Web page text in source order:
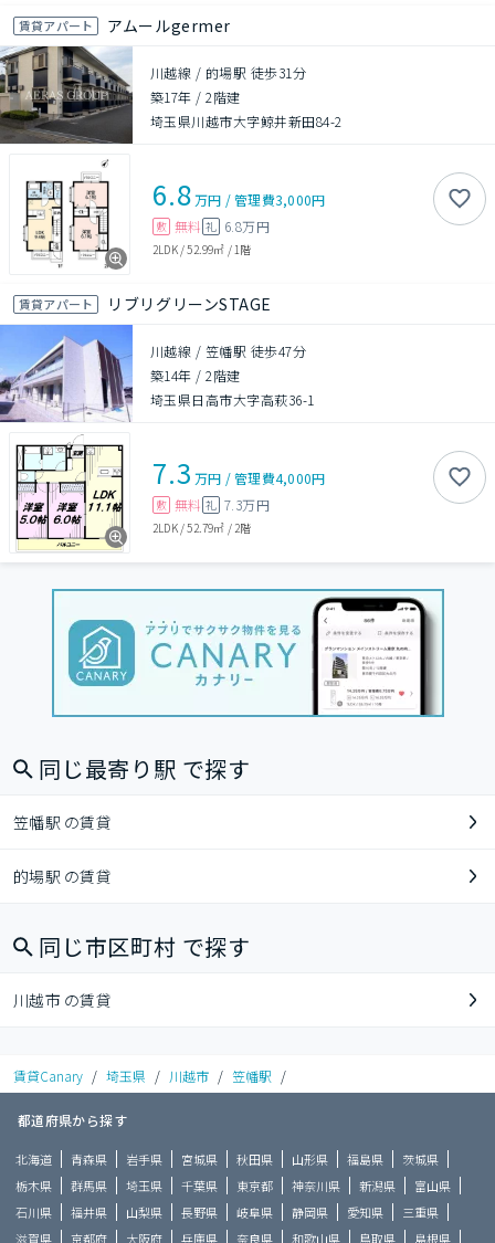
賃貸アパート アムールgermer
川越線 / 的場駅 徒歩31分
築17年 /2階建
埼玉県川越市大字鯨井新田84-2
6.8万円 /管理費3,000円
敷 無料 礼 6.8万円
2LDK/52.99㎡ / 1階
賃貸アパート リブリグリーンSTAGE
川越線 / 笠幡駅 徒歩47分
築14年 /2階建
埼玉県日高市大字高萩36-1
7.3 万円 /管理費4,000円
敷 無料 礼 7.3万円
2LDK/52.79㎡ / 2階
同じ最寄り駅 で探す
笠幡駅 の賃貸
的場駅 の賃貸
同じ市区町村 で探す
川越市 の賃貸
賃貸Canary / 埼玉県 / 川越市 / 笠幡駅 /
都道府県から探す
北海道 青森県 岩手県 宮城県 秋田県 山形県 福島県
茨城県
栃木県
群馬県 埼玉県 千葉県 東京都 神奈川県 新潟県
富山県
石川県
福井県 山梨県 長野県 岐阜県 静岡県 愛知県
三重県
滋賀県
京都府 大阪府 兵庫県 奈良県 和歌山県 鳥取県 島根県